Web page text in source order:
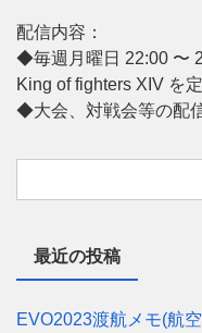
配信内容：
◆毎週月曜日 22:00 〜
King of fighters XIV を
◆大会、対戦会等の配
最近の投稿
EVO2023渡航メモ(航